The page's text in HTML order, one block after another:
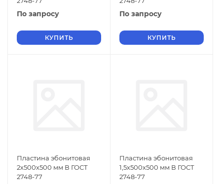
По запросу
КУПИТЬ
По запросу
КУПИТЬ
Пластина эбонитовая
2х500х500 мм В ГОСТ
2748-77
Пластина эбонитовая
1,5х500х500 мм В ГОСТ
2748-77